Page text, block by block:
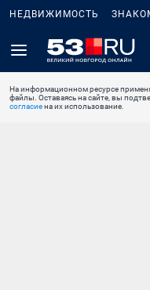
НЕДВИЖИМОСТЬ
На информационном ресурсе
файлы. Оставаясь на сайте, вы
согласиена их использование.